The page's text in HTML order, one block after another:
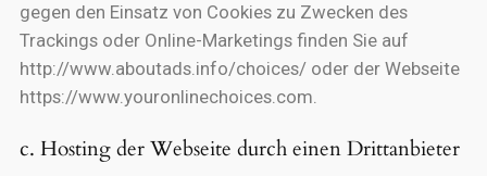
gegen den Einsatz von Cookies zu Zwecken des
Trackings oder Online-Marketings finden Sie auf
http://www.aboutads.info/choices/ oder der Webseite
https://www.youronlinechoices.com.
c. Hosting der Webseite durch einen Drittanbieter